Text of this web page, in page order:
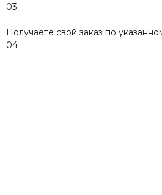
03
Получаете свой заказ по
04